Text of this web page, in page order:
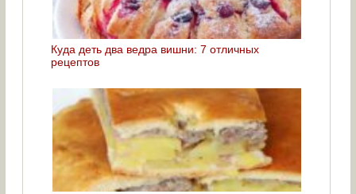
Куда деть два ведра вишни: 7 отличных
рецептов